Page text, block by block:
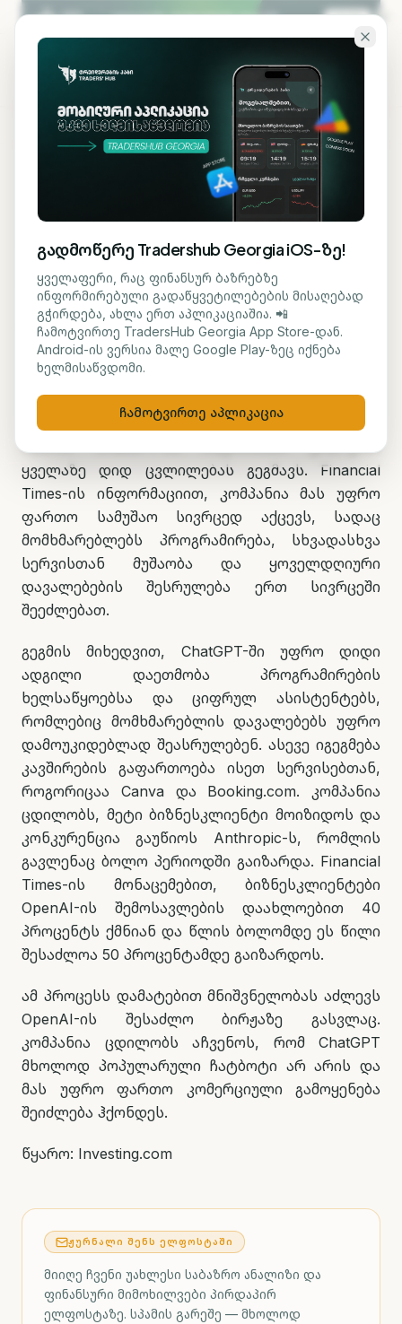
გადადი ძირითად შინაარსზე
KA EN
AI ᲢᲔᲥᲜᲝᲚᲝᲒᲘᲐ
OpenAI ChatGPT-ის
გაფართოებას გეგმავს
მარიამ ქადარია 8 ივნისი, 2026 1 წთ კითხვა
OpenAI ChatGPT-ის ისტორიაში ერთ-ერთ
ყველაზე დიდ ცვლილებას გეგმავს. Financial
Times-ის ინფორმაციით, კომპანია მას უფრო
ფართო სამუშაო სივრცედ აქცევს, სადაც
მომხმარებლებს პროგრამირება, სხვადასხვა
სერვისთან მუშაობა და ყოველდღიური
დავალებების შესრულება ერთ სივრცეში
შეეძლებათ.
გეგმის მიხედვით, ChatGPT-ში უფრო დიდი
ადგილი დაეთმობა პროგრამირების
ხელსაწყოებსა და ციფრულ ასისტენტებს,
რომლებიც მომხმარებლის დავალებებს უფრო
დამოუკიდებლად შეასრულებენ. ასევე იგეგმება
კავშირების გაფართოება ისეთ სერვისებთან,
როგორიცაა Canva და Booking.com. კომპანია
ცდილობს, მეტი ბიზნესკლიენტი მოიზიდოს და
კონკურენცია გაუწიოს Anthropic-ს, რომლის
გავლენაც ბოლო პერიოდში გაიზარდა. Financial
Times-ის მონაცემებით, ბიზნესკლიენტები
OpenAI-ის შემოსავლების დაახლოებით 40
პროცენტს ქმნიან და წლის ბოლომდე ეს წილი
შესაძლოა 50 პროცენტამდე გაიზარდოს.
ამ პროცესს დამატებით მნიშვნელობას აძლევს
OpenAI-ის შესაძლო ბირჟაზე გასვლაც.
კომპანია ცდილობს აჩვენოს, რომ ChatGPT
მხოლოდ პოპულარული ჩატბოტი არ არის და
მას უფრო ფართო კომერციული გამოყენება
შეიძლება ჰქონდეს.
წყარო: Investing.com
ᲟᲣᲠᲜᲐᲚᲘ ᲨᲔᲜᲡ ᲔᲚᲤᲝᲡᲢᲐᲨᲘ
მიიღე ჩვენი უახლესი საბაზრო ანალიზი და
ფინანსური მიმოხილვები პირდაპირ
ელფოსტაზე. სპამის გარეშე — მხოლოდ
გადმოწერე Tradershub Georgia iOS-ზე!
ყველაფერი, რაც ფინანსურ ბაზრებზე
ინფორმირებული გადაწყვეტილებების მისაღებად
გჭირდება, ახლა ერთ აპლიკაციაშია. 📲
ჩამოტვირთე TradersHub Georgia App Store-დან.
Android-ის ვერსია მალე Google Play-ზეც იქნება
ხელმისაწვდომი.
ჩამოტვირთე აპლიკაცია